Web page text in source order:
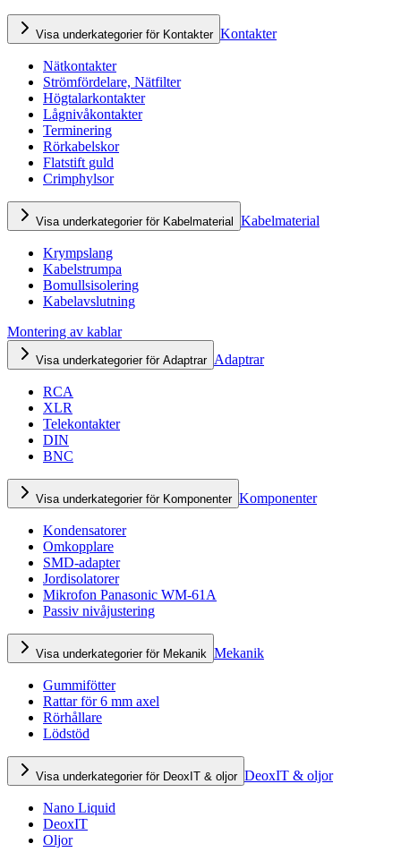
Visa underkategorier för Kontakter Kontakter
Nätkontakter
Strömfördelare, Nätfilter
Högtalarkontakter
Lågnivåkontakter
Terminering
Rörkabelskor
Flatstift guld
Crimphylsor
Visa underkategorier för Kabelmaterial Kabelmaterial
Krympslang
Kabelstrumpa
Bomullsisolering
Kabelavslutning
Montering av kablar
Visa underkategorier för Adaptrar Adaptrar
RCA
XLR
Telekontakter
DIN
BNC
Visa underkategorier för Komponenter Komponenter
Kondensatorer
Omkopplare
SMD-adapter
Jordisolatorer
Mikrofon Panasonic WM-61A
Passiv nivåjustering
Visa underkategorier för Mekanik Mekanik
Gummifötter
Rattar för 6 mm axel
Rörhållare
Lödstöd
Visa underkategorier för DeoxIT & oljor DeoxIT & oljor
Nano Liquid
DeoxIT
Oljor